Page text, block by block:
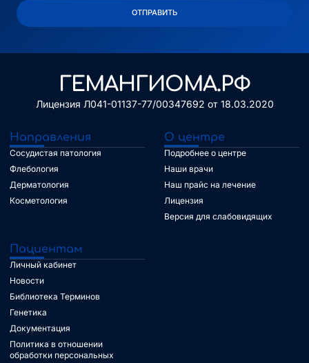
ОТПРАВИТЬ
ГЕМАНГИОМА.РФ
Лицензия Л041-01137-77/00347692 от 18.03.2020
Направления
Сосудистая патология
Флебология
Дерматология
Косметология
О центре
Подробнее о центре
Наши врачи
Наш прайс на лечение
Лицензия
Версия для слабовидящих
Пациентам
Личный кабинет
Новости
Библиотека Терминов
Генетика
Документация
Политика в отношении
обработки персональных